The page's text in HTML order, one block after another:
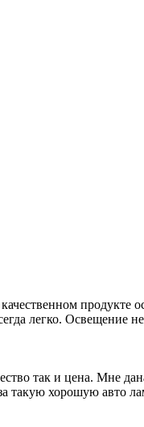
продукте
легко. Освещение
так и цена. Мне
хорошую авто